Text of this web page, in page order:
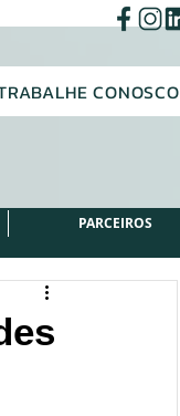
CONOSCO
PARCEIROS